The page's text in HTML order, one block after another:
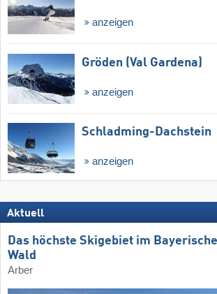
anzeigen
Gröden (Val Gardena)
anzeigen
Schladming-Dachstein
anzeigen
Aktuell
Das höchste Skigebiet im
Wald
Arber